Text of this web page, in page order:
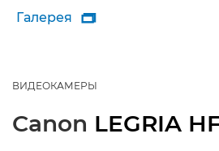
Галерея 
ВИДЕОКАМЕРЫ
Canon LEGRIA